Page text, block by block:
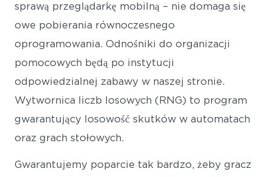
sprawą przeglądarkę mobilną – nie domaga się
owe pobierania równoczesnego
oprogramowania. Odnośniki do organizacji
pomocowych będą po instytucji
odpowiedzialnej zabawy w naszej stronie.
Wytwornica liczb losowych (RNG) to program
gwarantujący losowość skutków w automatach
oraz grach stołowych.
Gwarantujemy poparcie tak bardzo, żeby gracz